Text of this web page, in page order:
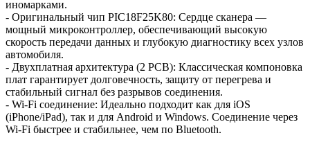
иномарками.
- Оригинальный чип PIC18F25K80: Сердце сканера —
мощный микроконтроллер, обеспечивающий высокую
скорость передачи данных и глубокую диагностику всех узлов
автомобиля.
- Двухплатная архитектура (2 PCB): Классическая компоновка
плат гарантирует долговечность, защиту от перегрева и
стабильный сигнал без разрывов соединения.
- Wi-Fi соединение: Идеально подходит как для iOS
(iPhone/iPad), так и для Android и Windows. Соединение через
Wi-Fi быстрее и стабильнее, чем по Bluetooth.